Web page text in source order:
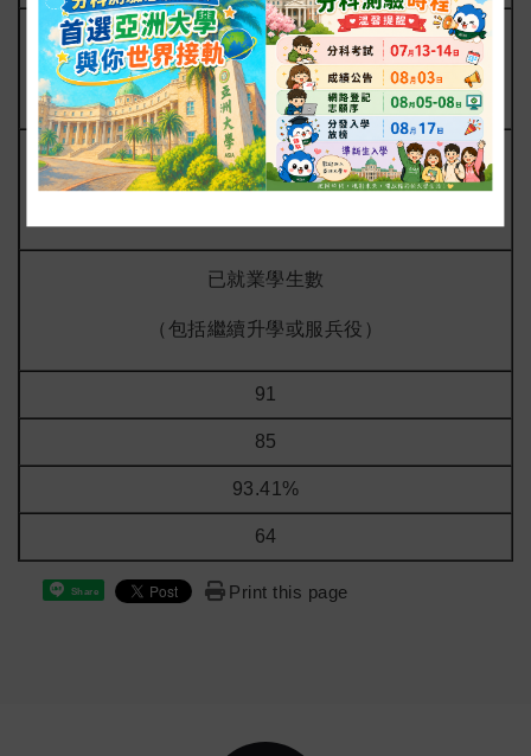
已掌握就業情形學生數
(B)
就業情形追蹤比率
已就業學生數
（包括繼續升學或服兵役）
91
85
93.41%
64
Share Print this page